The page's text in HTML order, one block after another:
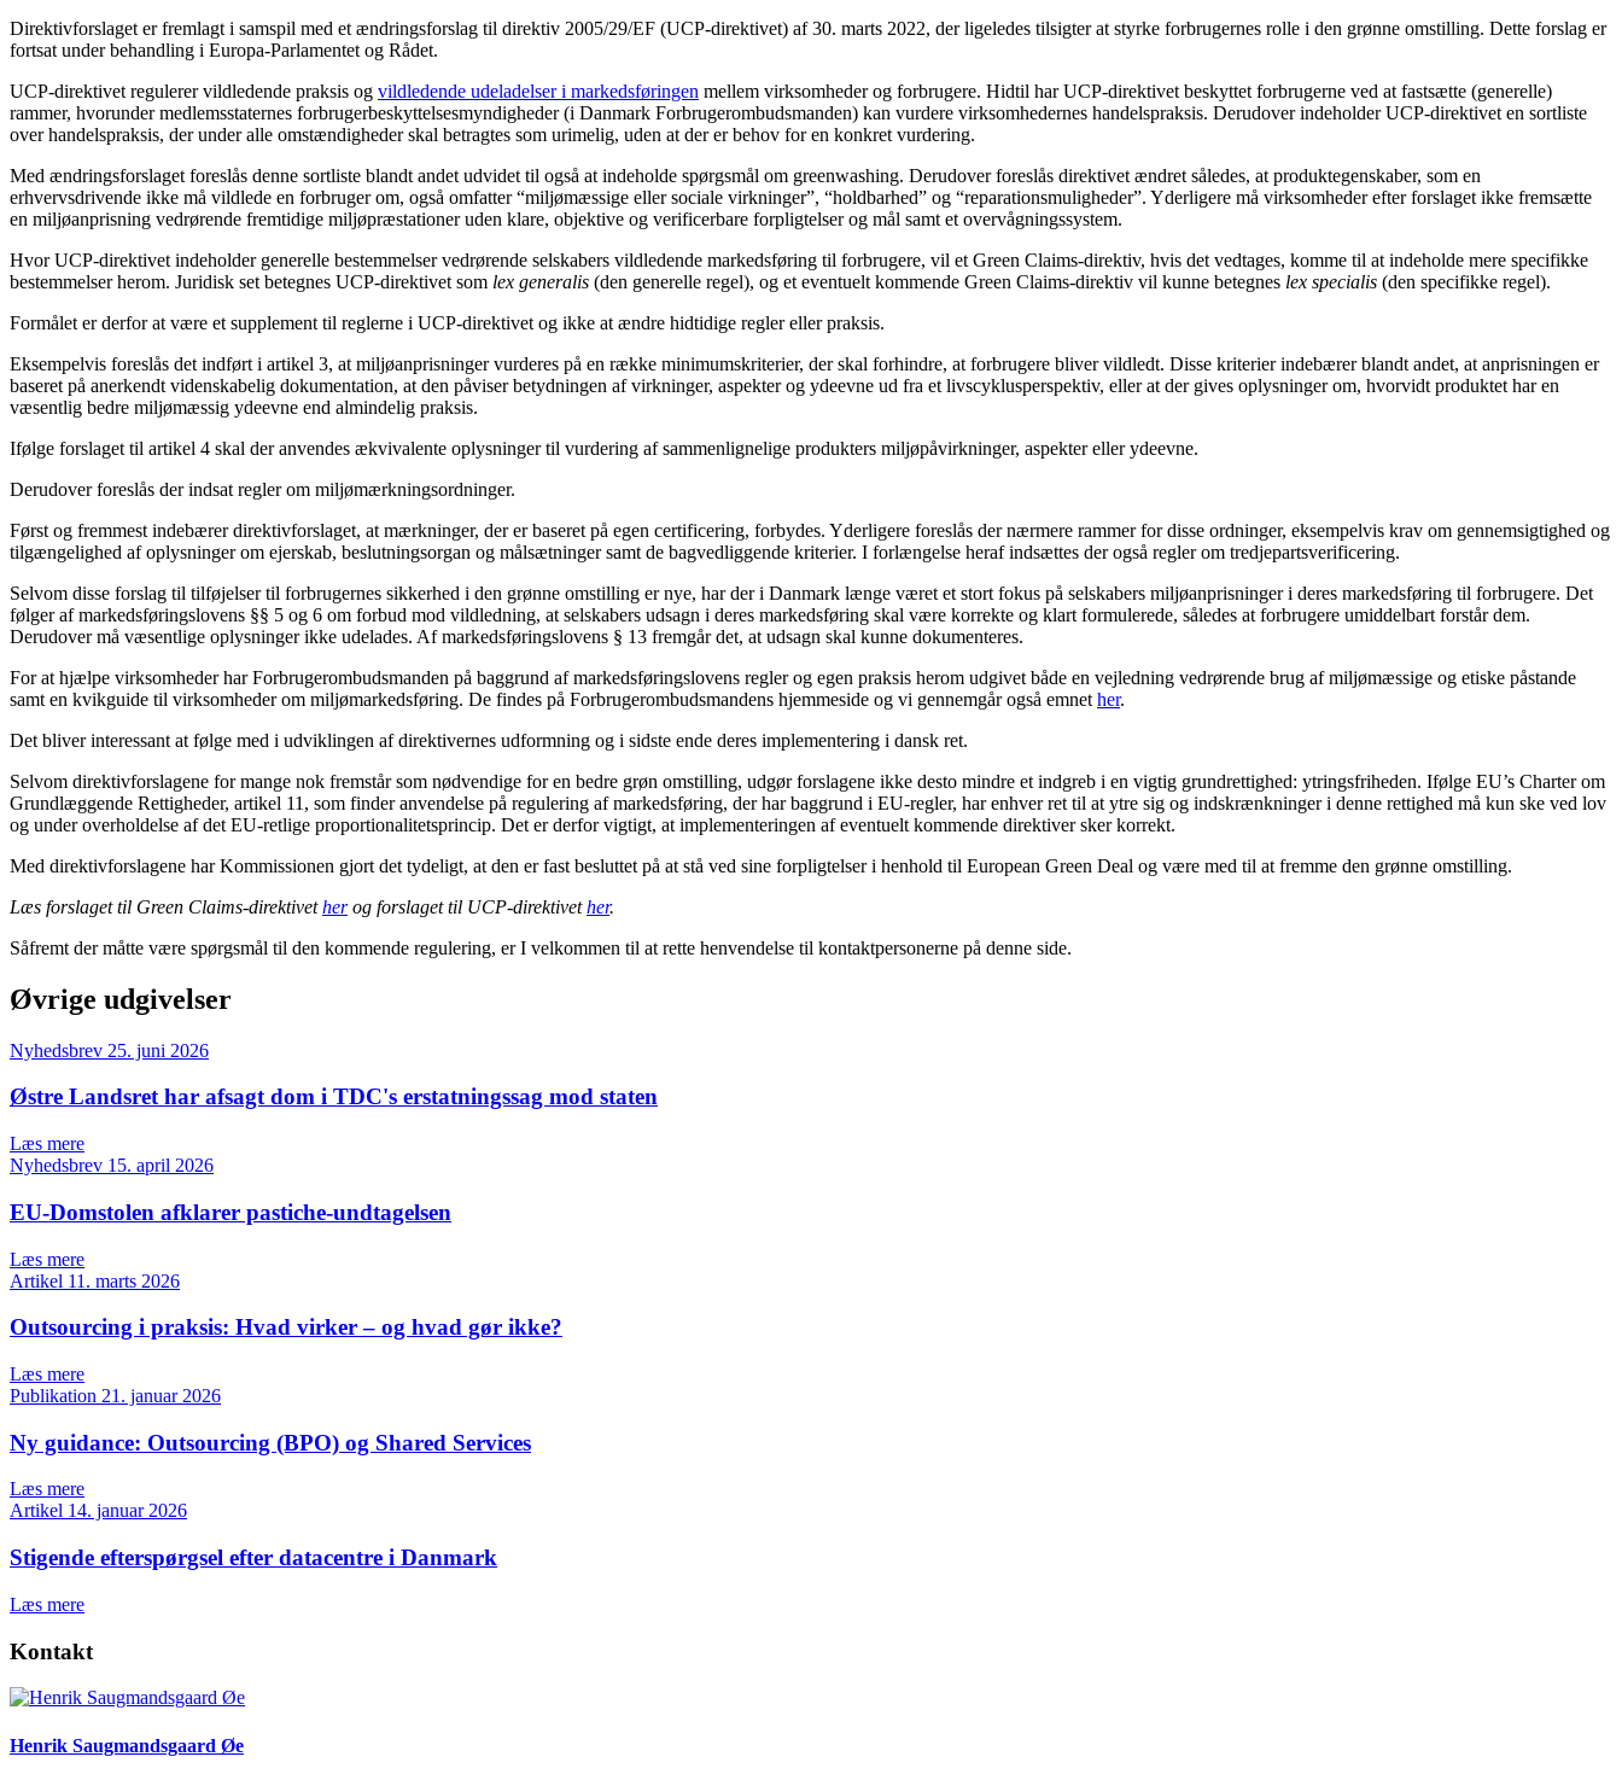
Direktivforslaget er fremlagt i samspil med et ændringsforslag til direktiv 2005/29/EF (UCP-direktivet) af 30. marts 2022, der ligeledes tilsigter at styrke forbrugernes rolle i den grønne omstilling. Dette forslag er
fortsat under behandling i Europa-Parlamentet og Rådet.
UCP-direktivet regulerer vildledende praksis og vildledende udeladelser i markedsføringen mellem virksomheder og forbrugere. Hidtil har UCP-direktivet beskyttet forbrugerne ved at fastsætte (generelle)
rammer, hvorunder medlemsstaternes forbrugerbeskyttelsesmyndigheder (i Danmark Forbrugerombudsmanden) kan vurdere virksomhedernes handelspraksis. Derudover indeholder UCP-direktivet en sortliste
over handelspraksis, der under alle omstændigheder skal betragtes som urimelig, uden at der er behov for en konkret vurdering.
Med ændringsforslaget foreslås denne sortliste blandt andet udvidet til også at indeholde spørgsmål om greenwashing. Derudover foreslås direktivet ændret således, at produktegenskaber, som en
erhvervsdrivende ikke må vildlede en forbruger om, også omfatter “miljømæssige eller sociale virkninger”, “holdbarhed” og “reparationsmuligheder”. Yderligere må virksomheder efter forslaget ikke fremsætte
en miljøanprisning vedrørende fremtidige miljøpræstationer uden klare, objektive og verificerbare forpligtelser og mål samt et overvågningssystem.
Hvor UCP-direktivet indeholder generelle bestemmelser vedrørende selskabers vildledende markedsføring til forbrugere, vil et Green Claims-direktiv, hvis det vedtages, komme til at indeholde mere specifikke
bestemmelser herom. Juridisk set betegnes UCP-direktivet som lex generalis (den generelle regel), og et eventuelt kommende Green Claims-direktiv vil kunne betegnes lex specialis (den specifikke regel).
Formålet er derfor at være et supplement til reglerne i UCP-direktivet og ikke at ændre hidtidige regler eller praksis.
Eksempelvis foreslås det indført i artikel 3, at miljøanprisninger vurderes på en række minimumskriterier, der skal forhindre, at forbrugere bliver vildledt. Disse kriterier indebærer blandt andet, at anprisningen er
baseret på anerkendt videnskabelig dokumentation, at den påviser betydningen af virkninger, aspekter og ydeevne ud fra et livscyklusperspektiv, eller at der gives oplysninger om, hvorvidt produktet har en
væsentlig bedre miljømæssig ydeevne end almindelig praksis.
Ifølge forslaget til artikel 4 skal der anvendes ækvivalente oplysninger til vurdering af sammenlignelige produkters miljøpåvirkninger, aspekter eller ydeevne.
Derudover foreslås der indsat regler om miljømærkningsordninger.
Først og fremmest indebærer direktivforslaget, at mærkninger, der er baseret på egen certificering, forbydes. Yderligere foreslås der nærmere rammer for disse ordninger, eksempelvis krav om gennemsigtighed og
tilgængelighed af oplysninger om ejerskab, beslutningsorgan og målsætninger samt de bagvedliggende kriterier. I forlængelse heraf indsættes der også regler om tredjepartsverificering.
Selvom disse forslag til tilføjelser til forbrugernes sikkerhed i den grønne omstilling er nye, har der i Danmark længe været et stort fokus på selskabers miljøanprisninger i deres markedsføring til forbrugere. Det
følger af markedsføringslovens §§ 5 og 6 om forbud mod vildledning, at selskabers udsagn i deres markedsføring skal være korrekte og klart formulerede, således at forbrugere umiddelbart forstår dem.
Derudover må væsentlige oplysninger ikke udelades. Af markedsføringslovens § 13 fremgår det, at udsagn skal kunne dokumenteres.
For at hjælpe virksomheder har Forbrugerombudsmanden på baggrund af markedsføringslovens regler og egen praksis herom udgivet både en vejledning vedrørende brug af miljømæssige og etiske påstande
samt en kvikguide til virksomheder om miljømarkedsføring. De findes på Forbrugerombudsmandens hjemmeside og vi gennemgår også emnet her.
Det bliver interessant at følge med i udviklingen af direktivernes udformning og i sidste ende deres implementering i dansk ret.
Selvom direktivforslagene for mange nok fremstår som nødvendige for en bedre grøn omstilling, udgør forslagene ikke desto mindre et indgreb i en vigtig grundrettighed: ytringsfriheden. Ifølge EU’s Charter om
Grundlæggende Rettigheder, artikel 11, som finder anvendelse på regulering af markedsføring, der har baggrund i EU-regler, har enhver ret til at ytre sig og indskrænkninger i denne rettighed må kun ske ved lov
og under overholdelse af det EU-retlige proportionalitetsprincip. Det er derfor vigtigt, at implementeringen af eventuelt kommende direktiver sker korrekt.
Med direktivforslagene har Kommissionen gjort det tydeligt, at den er fast besluttet på at stå ved sine forpligtelser i henhold til European Green Deal og være med til at fremme den grønne omstilling.
Læs forslaget til Green Claims-direktivetherog forslaget til UCP-direktivether.
Såfremt der måtte være spørgsmål til den kommende regulering, er I velkommen til at rette henvendelse til kontaktpersonerne på denne side.
Øvrige udgivelser
Nyhedsbrev 25. juni 2026
Østre Landsret har afsagt dom i TDC's erstatningssag mod staten
Læs mere
Nyhedsbrev 15. april 2026
EU-Domstolen afklarer pastiche-undtagelsen
Læs mere
Artikel 11. marts 2026
Outsourcing i praksis: Hvad virker – og hvad gør ikke?
Læs mere
Publikation 21. januar 2026
Ny guidance: Outsourcing (BPO) og Shared Services
Læs mere
Artikel 14. januar 2026
Stigende efterspørgsel efter datacentre i Danmark
Læs mere
Kontakt
Henrik Saugmandsgaard Øe